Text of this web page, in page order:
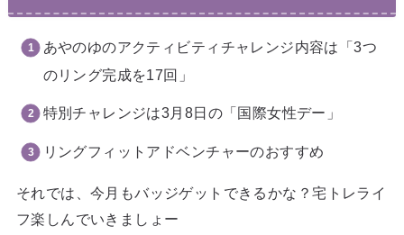
あやのゆのアクティビティチャレンジ内容は「3つ
のリング完成を17回」
特別チャレンジは3月8日の「国際女性デー」
リングフィットアドベンチャーのおすすめ
それでは、今月もバッジゲットできるかな？宅トレライ
フ楽しんでいきましょー